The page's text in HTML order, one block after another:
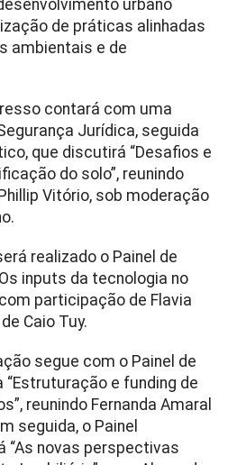
urbano
de práticas alinhadas
ambientais e de
contará com uma
Jurídica, seguida
que discutirá “Desafios e
do solo”, reunindo
Vitório, sob moderação
realizado o Painel de
inputs da tecnologia no
participação de Flavia
Caio Tuy.
segue com o Painel de
“Estruturação e funding de
reunindo Fernanda Amaral
seguida, o Painel
“As novas perspectivas